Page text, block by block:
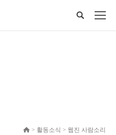
> 활동소식 > 웹진 사람소리